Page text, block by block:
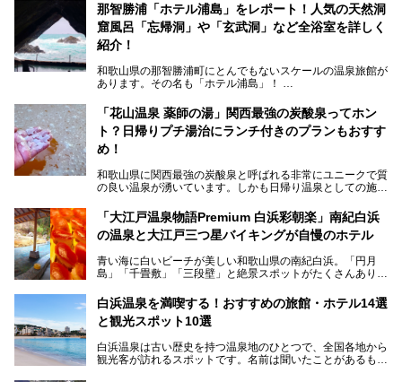
那智勝浦「ホテル浦島」をレポート！人気の天然洞
窟風呂「忘帰洞」や「玄武洞」など全浴室を詳しく
紹介！
和歌山県の那智勝浦町にとんでもないスケールの温泉旅館が
あります。その名も「ホテル浦島」！
泉。日本一長いエスカレーターで「本館」と「山上館」を結
び、海を一望する絶景も。
6ヵ所のお風呂のうち5ヵ所までは日帰り入浴も可。可愛ら
しいカメさんの形の送迎船「浦島丸」に乗っていざ、温泉の
湧く竜宮城へ！
───
提供元：那智勝浦町【PR】
この記事は那智勝浦町のPR記事です。
「花山温泉 薬師の湯」関西最強の炭酸泉ってホン
ト？日帰りプチ湯治にランチ付きのプランもおすす
め！
和歌山県に関西最強の炭酸泉と呼ばれる非常にユニークで質
の良い温泉が湧いています。しかも日帰り温泉としての施設
薬師の湯」。朝一番のお風呂にはパリパリシャリシャリと膜
が張って、それを砕きながら入浴できるとか！
ンチに人気のお食事処メニューも紹介しちゃいます！
「大江戸温泉物語Premium 白浜彩朝楽」南紀白浜
の温泉と大江戸三つ星バイキングが自慢のホテル
青い海に白いビーチが美しい和歌山県の南紀白浜。「円月
島」「千畳敷」「三段壁」と絶景スポットがたくさんありま
場する歴史の古さから日本三古湯の一つにも。
そんな「南紀白浜温泉」の「大江戸温泉物語Premium 白浜
グ」がスタートしました。温泉＆バイキング＆レジャースポ
ットとしてのこのホテルの魅力をたっぷり体験してきたので
白浜温泉を満喫する！おすすめの旅館・ホテル14選
と観光スポット10選
白浜温泉は古い歴史を持つ温泉地のひとつで、全国各地から
観光客が訪れるスポットです。名前は聞いたことがあるもの